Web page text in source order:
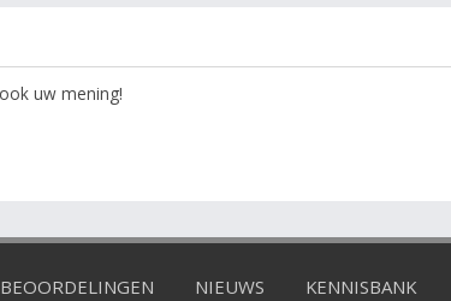
uw mening!
BEOORDELINGEN NIEUWS KENNISBANK